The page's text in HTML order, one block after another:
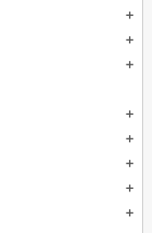
add
add
add
add
add
add
add
add